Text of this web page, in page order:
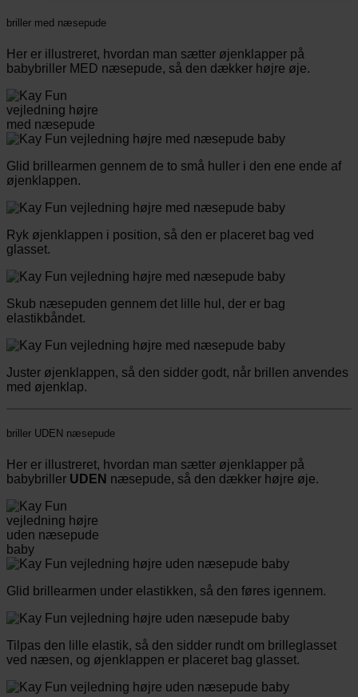
briller med næsepude
Her er illustreret, hvordan man sætter øjenklapper på
babybriller MED næsepude, så den dækker højre øje.
Glid brillearmen gennem de to små huller i den ene ende af
øjenklappen.
Ryk øjenklappen i position, så den er placeret bag ved
glasset.
Skub næsepuden gennem det lille hul, der er bag
elastikbåndet.
Juster øjenklappen, så den sidder godt, når brillen anvendes
med øjenklap.
briller UDEN næsepude
Her er illustreret, hvordan man sætter øjenklapper på
babybriller UDEN næsepude, så den dækker højre øje.
Glid brillearmen under elastikken, så den føres igennem.
Tilpas den lille elastik, så den sidder rundt om brilleglasset
ved næsen, og øjenklappen er placeret bag glasset.